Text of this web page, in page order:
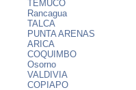
TEMUCO
Rancagua
TALCA
PUNTA ARENAS
ARICA
COQUIMBO
Osorno
VALDIVIA
COPIAPO